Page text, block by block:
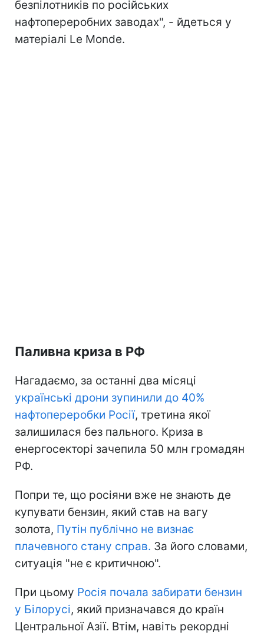
безпілотників по російських
нафтопереробних заводах", - йдеться у
матеріалі Le Monde.
Паливна криза в РФ
Нагадаємо, за останні два місяці
українські дрони зупинили до 40%
нафтопереробки Росії, третина якої
залишилася без пального. Криза в
енергосекторі зачепила 50 млн громадян
РФ.
Попри те, що росіяни вже не знають де
купувати бензин, який став на вагу
золота, Путін публічно не визнає
плачевного стану справ. За його словами,
ситуація "не є критичною".
При цьому Росія почала забирати бензин
у Білорусі, який призначався до країн
Центральної Азії. Втім, навіть рекордні